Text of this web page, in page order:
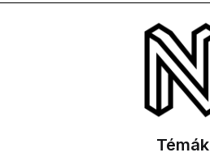
Témák